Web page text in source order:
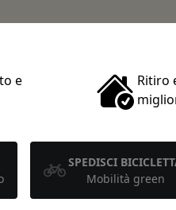
e
Ritiro
SPEDISCI
Mobilità green